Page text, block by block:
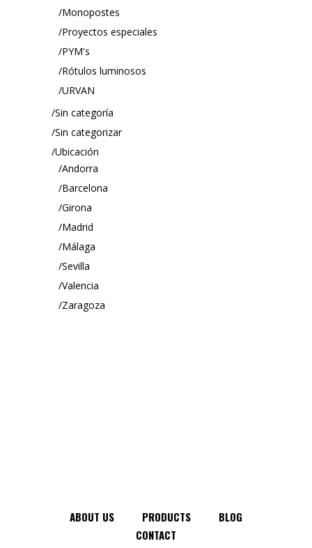
Monopostes
Proyectos especiales
PYM's
Rótulos luminosos
URVAN
Sin categoría
Sin categorizar
Ubicación
Andorra
Barcelona
Girona
Madrid
Málaga
Sevilla
Valencia
Zaragoza
ABOUT US PRODUCTS
BLOG
CONTACT